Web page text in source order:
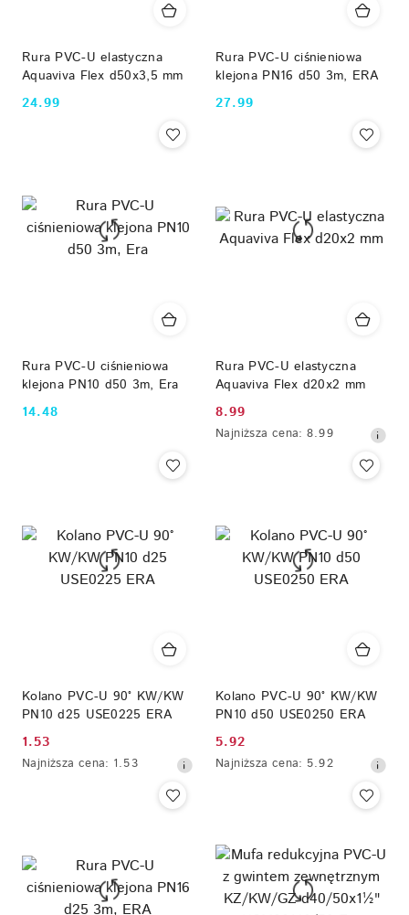
Rura PVC-U elastyczna
Aquaviva Flex d50x3,5 mm
Cena:
24.99
Rura PVC-U ciśnieniowa
klejona PN16 d50 3m, ERA
Cena:
27.99
Rura PVC-U ciśnieniowa
klejona PN10 d50 3m, Era
Cena:
14.48
Rura PVC-U elastyczna
Aquaviva Flex d20x2 mm
Cena
promocyjna:
8.99
Najniższa
obniżką
Najniższa cena: 8.99
Kolano PVC-U 90° KW/KW
PN10 d25 USE0225 ERA
Cena
promocyjna:
1.53
Najniższa
obniżką
Najniższa cena: 1.53
Kolano PVC-U 90° KW/KW
PN10 d50 USE0250 ERA
Cena
promocyjna:
5.92
Najniższa
przed
obniżką
Najniższa cena: 5.92